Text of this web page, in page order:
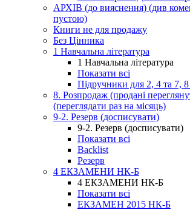
АРХІВ (до вияснення) (див
пустою)
Книги не для продажу
Без Цінника
1 Навчальна література
1 Навчальна література
Показати всі
Підручники для 2, 4 та 7, 8
8. Розпродаж (продані
(переглядати раз на місяць)
9-2. Резерв (досписувати)
9-2. Резерв (досписувати)
Показати всі
Backlist
Резерв
4 ЕКЗАМЕНИ НК-Б
4 ЕКЗАМЕНИ НК-Б
Показати всі
ЕКЗАМЕН 2015 НК-Б